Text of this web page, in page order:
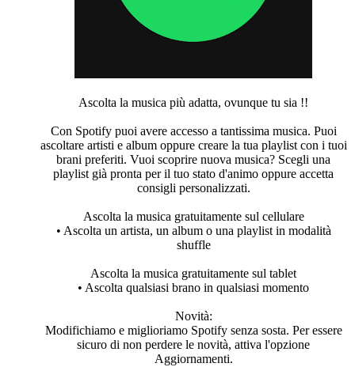
Ascolta la musica più adatta, ovunque tu sia !!
Con Spotify puoi avere accesso a tantissima musica. Puoi
ascoltare artisti e album oppure creare la tua playlist con i tuoi
brani preferiti. Vuoi scoprire nuova musica? Scegli una
playlist già pronta per il tuo stato d'animo oppure accetta
consigli personalizzati.
Ascolta la musica gratuitamente sul cellulare
• Ascolta un artista, un album o una playlist in modalità
shuffle
Ascolta la musica gratuitamente sul tablet
• Ascolta qualsiasi brano in qualsiasi momento
Novità:
Modifichiamo e miglioriamo Spotify senza sosta. Per essere
sicuro di non perdere le novità, attiva l'opzione
Aggiornamenti.